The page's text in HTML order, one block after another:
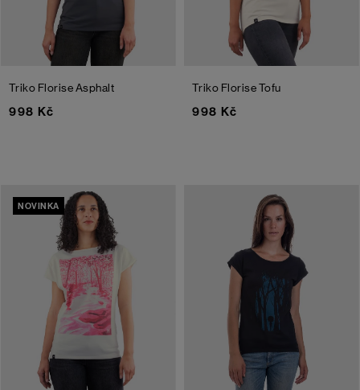
Triko FloriseAsphalt
998 Kč
Triko FloriseTofu
998 Kč
NOVINKA